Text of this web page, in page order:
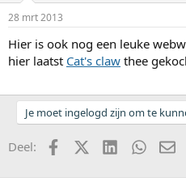
28 mrt 2013
Hier is ook nog een leuke
hier laatst Cat's claw thee
Je moet ingelogd zijn om te
Deel: FacebookX (Twitter)LinkedIn